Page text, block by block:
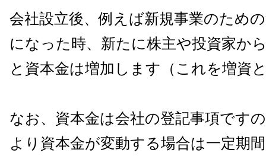
会社設立後、例えば新規事業のため
になった時、新たに株主や投資家か
と資本金は増加します（これを増資
なお、資本金は会社の登記事項です
より資本金が変動する場合は一定期